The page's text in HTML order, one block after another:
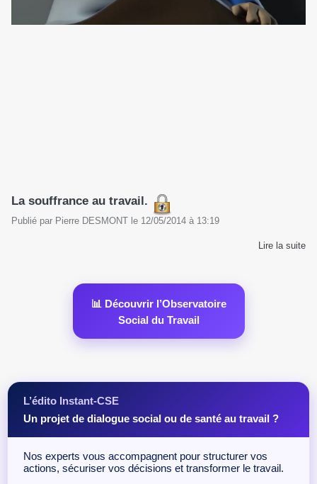
La souffrance au travail.
Publié par Pierre DESMONT le 12/05/2014 à 13:19
Lire la suite
📊 Découvrir l’Observatoire
Social du Travail
L’édito Instant-CSE
Un projet de dialogue social ou de santé au travail ?
Nos experts vous accompagnent pour structurer vos
actions, sécuriser vos décisions et transformer le travail.